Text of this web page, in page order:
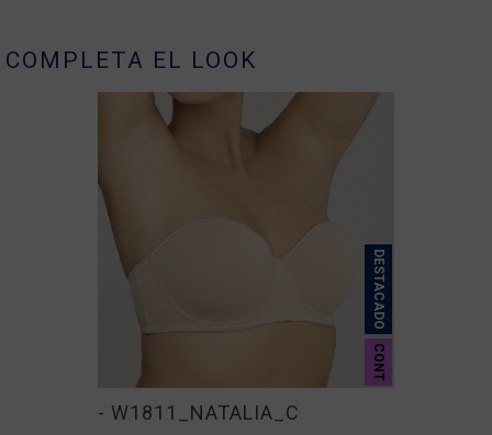
COMPLETA EL LOOK
DESTACADO
CONT
- W1811_NATALIA_C